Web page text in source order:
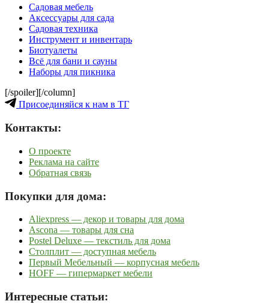
Садовая мебель
Аксессуары для сада
Садовая техника
Инструмент и инвентарь
Биотуалеты
Всё для бани и сауны
Наборы для пикника
[/spoiler][/column]
Присоединяйся к нам в ТГ
Контакты:
О проекте
Реклама на сайте
Обратная связь
Покупки для дома:
Aliexpress — декор и товары для дома
Ascona — товары для сна
Postel Deluxe — текстиль для дома
Столплит — доступная мебель
Первый Мебельный — корпусная мебель
HOFF — гипермаркет мебели
Интересные статьи: